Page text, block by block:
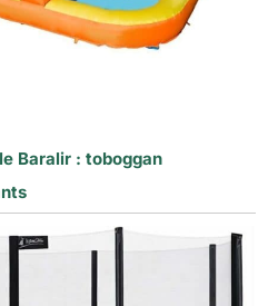
Baralir : toboggan